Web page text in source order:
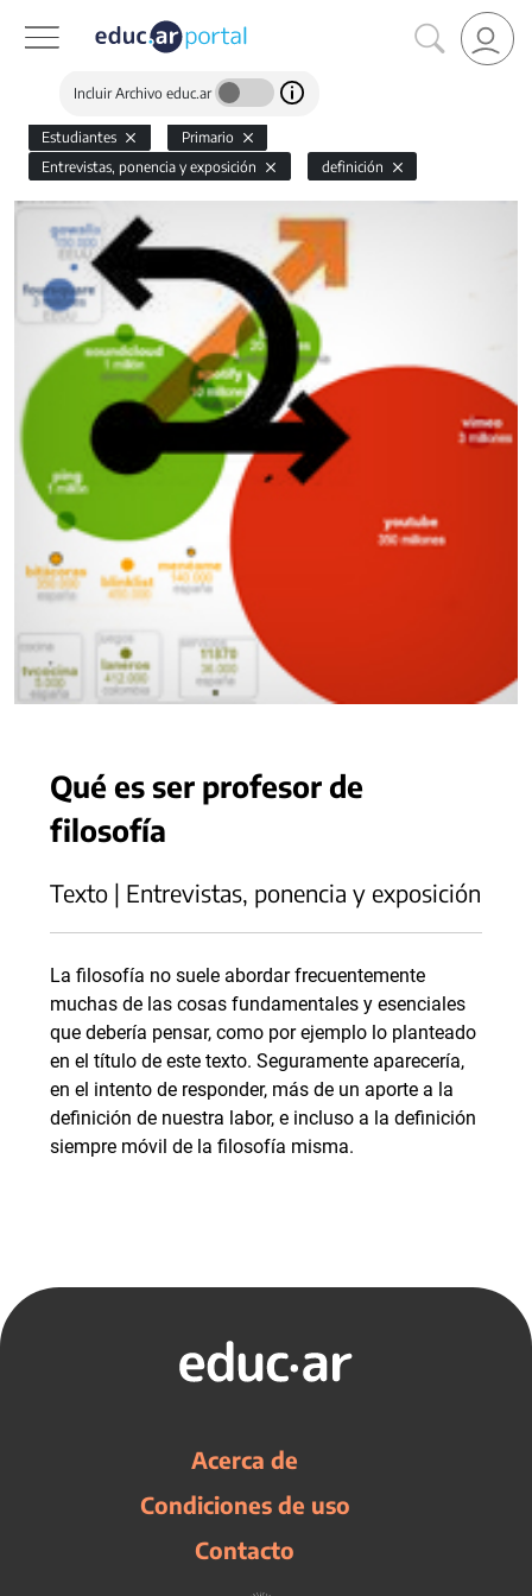
Incluir Archivo educ.ar
Estudiantes
Primario
Entrevistas, ponencia y exposición
definición
Qué es ser profesor de
filosofía
Texto | Entrevistas, ponencia y exposición
La filosofía no suele abordar frecuentemente
muchas de las cosas fundamentales y esenciales
que debería pensar, como por ejemplo lo planteado
en el título de este texto. Seguramente aparecería,
en el intento de responder, más de un aporte a la
definición de nuestra labor, e incluso a la definición
siempre móvil de la filosofía misma.
Acerca de
Condiciones de uso
Contacto